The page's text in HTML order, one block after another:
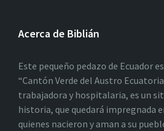
Acerca de Biblián
Este pequeño pedazo de Ecuador
“Cantón Verde del Austro
trabajadora y hospitalaria, es un
historia, que quedará impregnada
quienes nacieron y aman a su